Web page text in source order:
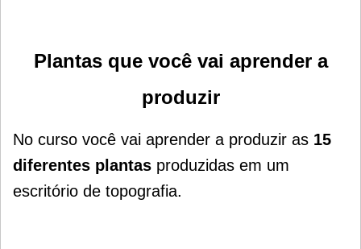
Plantas que você vai aprender a
produzir
No curso você vai aprender a produzir as 15
diferentes plantas produzidas em um
escritório de topografia.